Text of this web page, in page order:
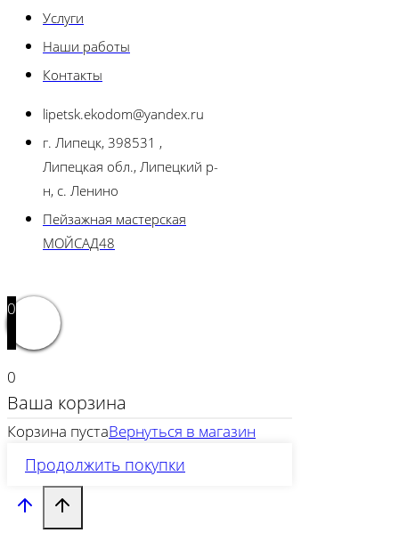
Услуги
Наши работы
Контакты
lipetsk.ekodom@yandex.ru
г. Липецк, 398531 ,
Липецкая обл., Липецкий р-
н, с. Ленино
Пейзажная мастерская
МОЙСАД48
0
0
Ваша корзина
Корзина пустаВернуться в магазин
Продолжить покупки